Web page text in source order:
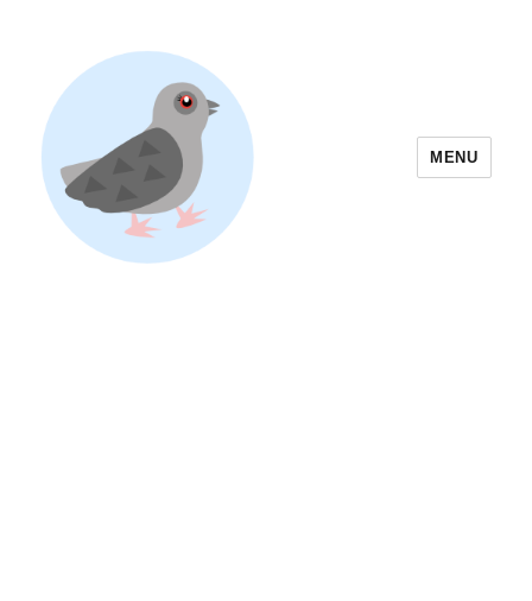
MENU